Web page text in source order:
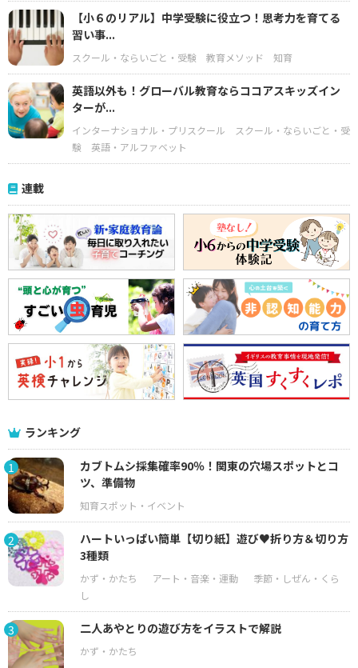
【小６のリアル】中学受験に役立つ！思考力を育てる
習い事...
スクール・ならいごと・受験 教育メソッド 知育
英語以外も！グローバル教育ならココアスキッズイン
ターが...
インターナショナル・プリスクール
スクール・ならいごと・受
験
英語・アルファベット
連載
ランキング
1
カブトムシ採集確率90％！関東の穴場スポットとコ
ツ、準備物
2
ハートいっぱい簡単【切り紙】遊び♥折り方＆切り方
3種類
3 二人あやとりの遊び方をイラストで解説